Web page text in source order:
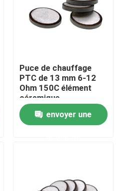
Puce de chauffage
PTC de 13 mm 6-12
Ohm 150C élément
céramique
envoyer une